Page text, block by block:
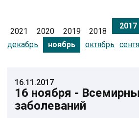
2021 2020 2019 2018
2017
декабрь
ноябрь октябрь
16.11.2017
16 ноября -
заболеваний